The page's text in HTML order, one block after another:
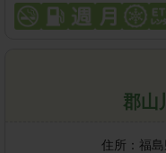
郡山
住所： 福